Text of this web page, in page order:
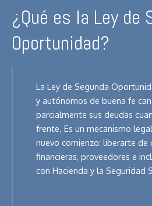
¿Qué es la Ley de
Oportunidad?
La Ley de Segunda
y autónomos de buena fe
parcialmente sus deudas
frente. Es un mecanismo
nuevo comienzo: liberarte de
financieras, proveedores e
con Hacienda y la Seguridad